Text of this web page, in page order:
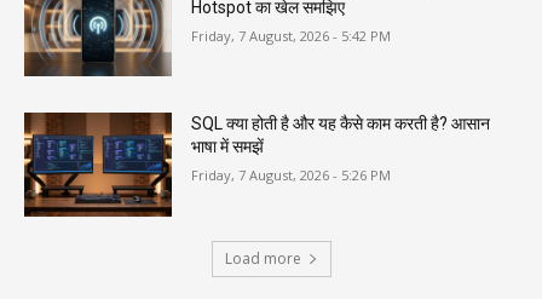
Hotspot का खेल समझिए
Friday, 7 August, 2026 - 5:42 PM
SQL क्या होती है और यह कैसे काम करती है? आसान
भाषा में समझें
Friday, 7 August, 2026 - 5:26 PM
Load more